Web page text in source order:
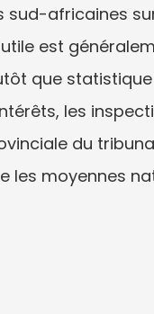
sud-africaines
est
que
les
du
les moyennes